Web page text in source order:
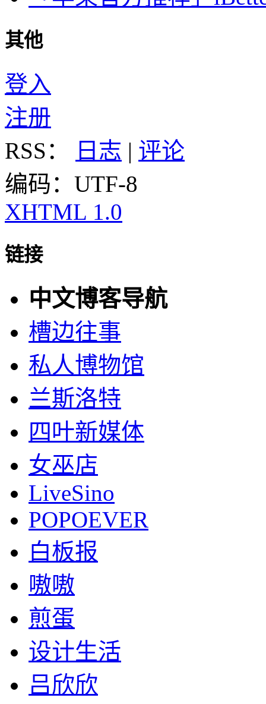
其他
登入
注册
RSS：
日志 | 评论
编码：UTF-8
XHTML 1.0
链接
中文博客导航
槽边往事
私人博物馆
兰斯洛特
四叶新媒体
女巫店
LiveSino
POPOEVER
白板报
嗷嗷
煎蛋
设计生活
吕欣欣